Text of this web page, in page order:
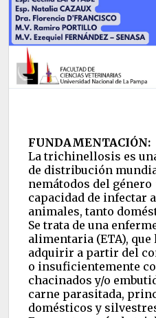
FUNDAMENTACIÓN:
La trichinellosis es
de distribución
nemátodos del género
capacidad de infectar
animales, tanto
Se trata de una
alimentaria (ETA),
adquirir a partir del
o insuficientemente
chacinados y/o
carne parasitada,
domésticos y